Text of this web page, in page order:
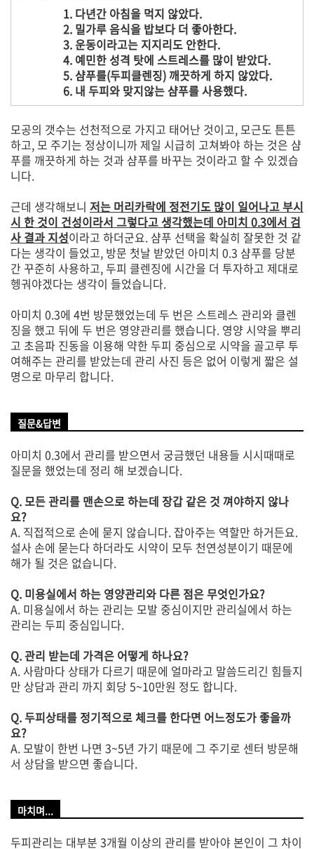
1. 다년간 아침을 먹지 않았다.
2. 밀가루 음식을 밥보다 더 좋아한다.
3. 운동이라고는 지지리도 안한다.
4. 예민한 성격 탓에 스트레스를 많이 받았다.
5. 샴푸를(두피클렌징) 깨끗하게 하지 않았다.
6. 내 두피와 맞지않는 샴푸를 사용했다.
모공의 갯수는 선천적으로 가지고 태어난 것이고, 모근도 튼튼
하고, 모 주기는 정상이니까 제일 시급히 고쳐봐야 하는 것은 샴
푸를 깨끗하게 하는 것과 샴푸를 바꾸는 것이라고 할 수 있겠습
니다.
근데 생각해보니 저는 머리카락에 정전기도 많이 일어나고 부시
시 한 것이 건성이라서 그렇다고 생각했는데 아미치 0.3에서 검
사 결과 지성이라고 하더군요. 샴푸 선택을 확실히 잘못한 것 같
다는 생각이 들었고, 방문 첫날 받았던 아미치 0.3 샴푸를 당분
간 꾸준히 사용하고, 두피 클렌징에 시간을 더 투자하고 제대로
헹궈야겠다는 생각이 들었습니다.
아미치 0.3에 4번 방문했었는데 두 번은 스트레스 관리와 클렌
징을 했고 뒤에 두 번은 영양관리를 했습니다. 영양 시약을 뿌리
고 초음파 진동을 이용해 약한 두피 중심으로 시약을 골고루 투
여해주는 관리를 받았는데 관리 사진 등은 없어 이렇게 짧은 설
명으로 마무리 합니다.
질문&답변
아미치 0.3에서 관리를 받으면서 궁금했던 내용들 시시때때로
질문을 했었는데 정리 해 보겠습니다.
Q. 모든 관리를 맨손으로 하는데 장갑 같은 것 껴야하지 않나
요?
A. 직접적으로 손에 묻지 않습니다. 잡아주는 역할만 하거든요.
설사 손에 묻는다 하더라도 시약이 모두 천연성분이기 때문에
해가 될 것은 없습니다.
Q. 미용실에서 하는 영양관리와 다른 점은 무엇인가요?
A. 미용실에서 하는 관리는 모발 중심이지만 관리실에서 하는
관리는 두피 중심입니다.
Q. 관리 받는데 가격은 어떻게 하나요?
A. 사람마다 상태가 다르기 때문에 얼마라고 말씀드리긴 힘들지
만 상담과 관리 까지 회당 5~10만원 정도 합니다.
Q. 두피상태를 정기적으로 체크를 한다면 어느정도가 좋을까
요?
A. 모발이 한번 나면 3~5년 가기 때문에 그 주기로 센터 방문해
서 상담을 받으면 좋습니다.
마치며...
두피관리는 대부분 3개월 이상의 관리를 받아야 본인이 그 차이